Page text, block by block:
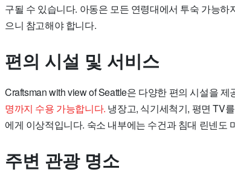
구될 수 있습니다. 아동은 모든 연령대에서 투숙 가능
으니 참고해야 합니다.
편의 시설 및 서비스
Craftsman with view of Seattle은 다양한 편의 시설을 제
명까지 수용 가능합니다. 냉장고, 식기세척기, 평면 TV
에게 이상적입니다. 숙소 내부에는 수건과 침대 린넨도
주변 관광 명소